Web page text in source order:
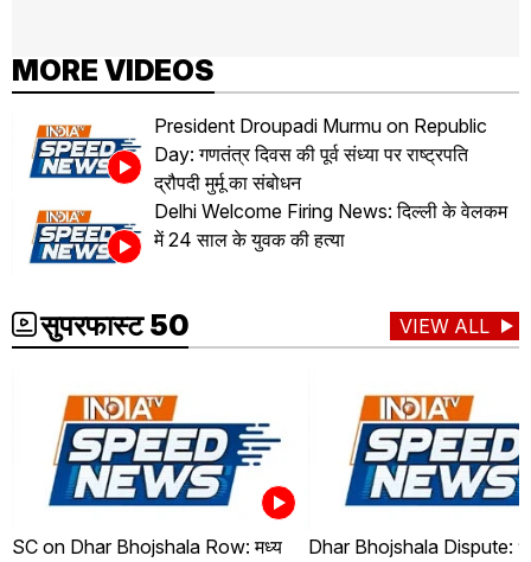
MORE VIDEOS
President Droupadi Murmu on Republic
Day: गणतंत्र दिवस की पूर्व संध्या पर राष्ट्रपति
द्रौपदी मुर्मू का संबोधन
Delhi Welcome Firing News: दिल्ली के वेलकम
में 24 साल के युवक की हत्या
सुपरफास्ट 50 VIEW ALL
SC on Dhar Bhojshala Row: मध्य
Dhar Bhojshala Dispute: